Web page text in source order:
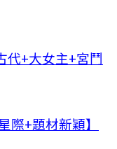
代+大女主+宮鬥
際+題材新穎】